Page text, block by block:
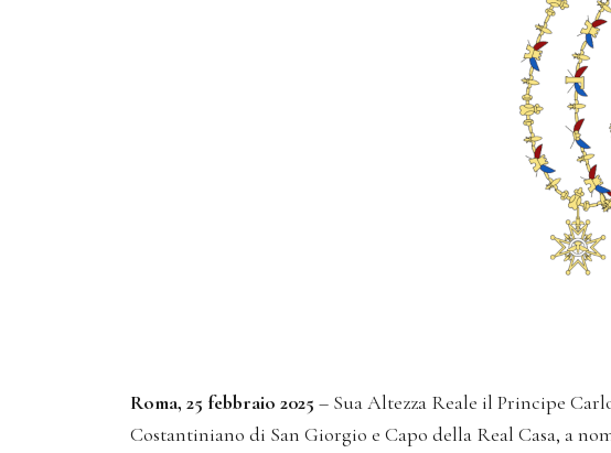
Roma, 25 febbraio 2025 – Sua Altezza Reale il Principe
Costantiniano di San Giorgio e Capo della Real Casa, a